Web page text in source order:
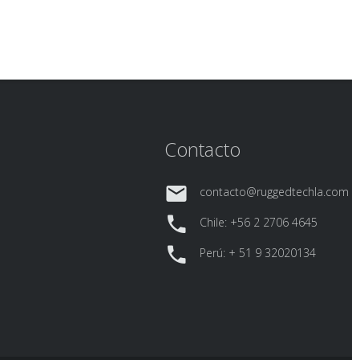
Contacto
contacto@ruggedtechla.com
Chile: +56 2 2706 4645
Perú: + 51 9 32020134